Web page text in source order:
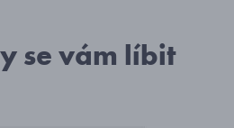
se vám líbit